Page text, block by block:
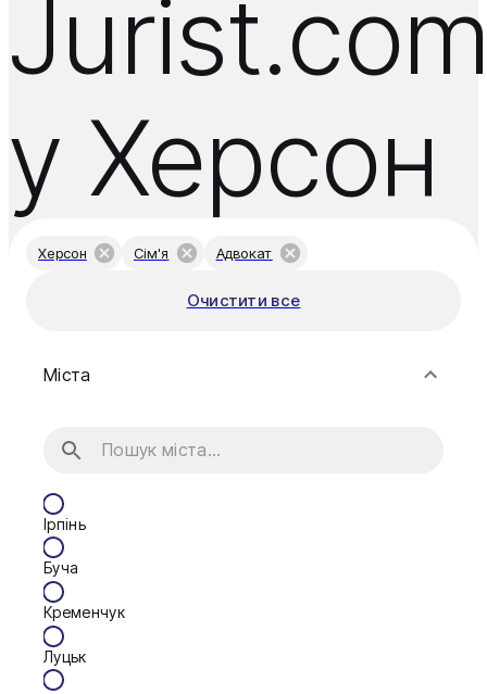
у Херсон
Херсон Сім'я Адвокат
Очистити все
Міста
Ірпінь
Буча
Кременчук
Луцьк